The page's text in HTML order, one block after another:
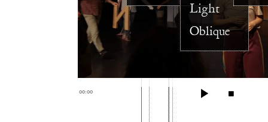
Light
Oblique
00:00